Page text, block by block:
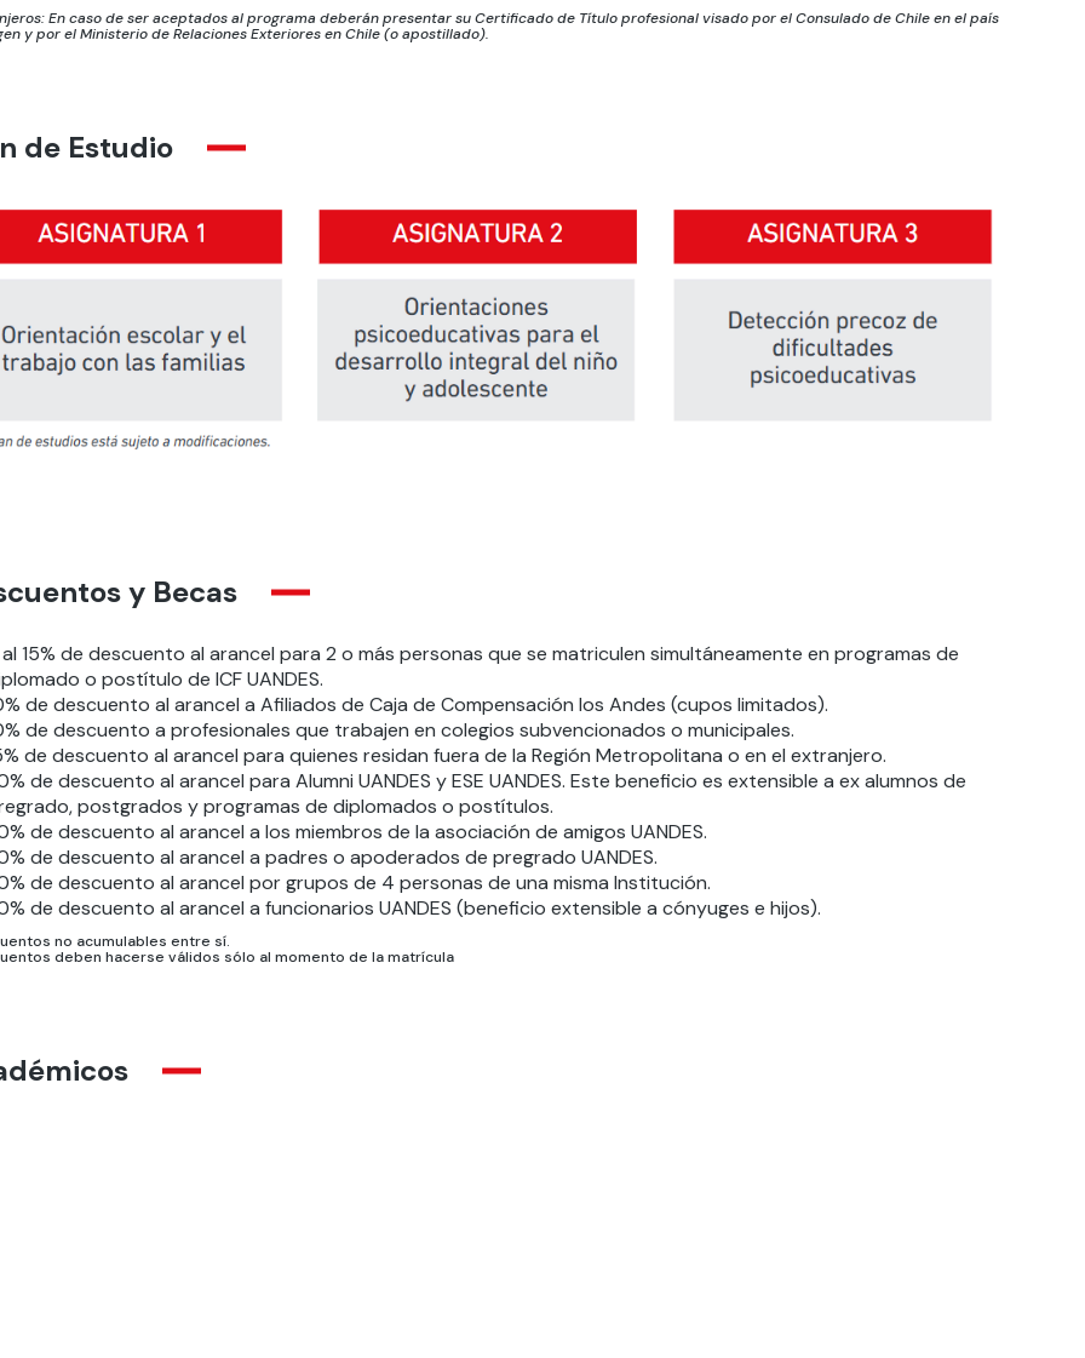
En caso de ser aceptados al programa deberán presentar su Certificado de Título profesional visado por el Consulado de Chile en el país
y por el Ministerio de Relaciones Exteriores en Chile (o apostillado).
de Estudio
y Becas
15% de descuento al arancel para 2 o más personas que se matriculen simultáneamente en programas de
o postítulo de ICF UANDES.
de descuento al arancel a Afiliados de Caja de Compensación los Andes (cupos limitados).
de descuento a profesionales que trabajen en colegios subvencionados o municipales.
de descuento al arancel para quienes residan fuera de la Región Metropolitana o en el extranjero.
de descuento al arancel para Alumni UANDES y ESE UANDES. Este beneficio es extensible a ex alumnos de
postgrados y programas de diplomados o postítulos.
de descuento al arancel a los miembros de la asociación de amigos UANDES.
de descuento al arancel a padres o apoderados de pregrado UANDES.
de descuento al arancel por grupos de 4 personas de una misma Institución.
de descuento al arancel a funcionarios UANDES (beneficio extensible a cónyuges e hijos).
no acumulables entre sí.
deben hacerse válidos sólo al momento de la matrícula